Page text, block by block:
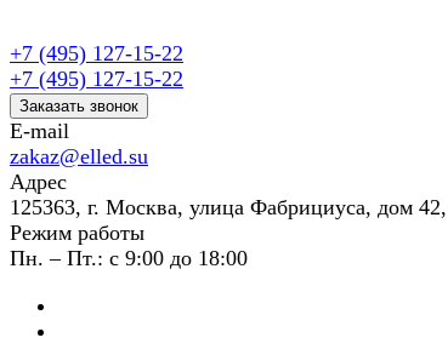
+7 (495) 127-15-22
+7 (495) 127-15-22
Заказать звонок
E-mail
zakaz@elled.su
Адрес
125363, г. Москва, улица Фабрициуса, дом
Режим работы
Пн. – Пт.: с 9:00 до 18:00